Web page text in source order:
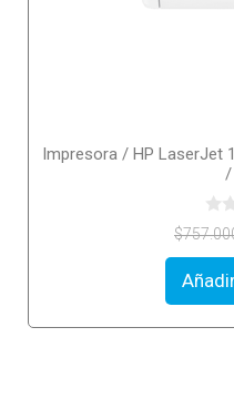
Impresora / HP LaserJet
/
0
o
u
o
f
$